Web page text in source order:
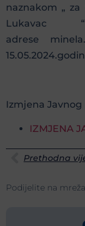
naznakom „
adrese
Izmjena Javnog
IZMJENA
Prethodna
Podijelite na